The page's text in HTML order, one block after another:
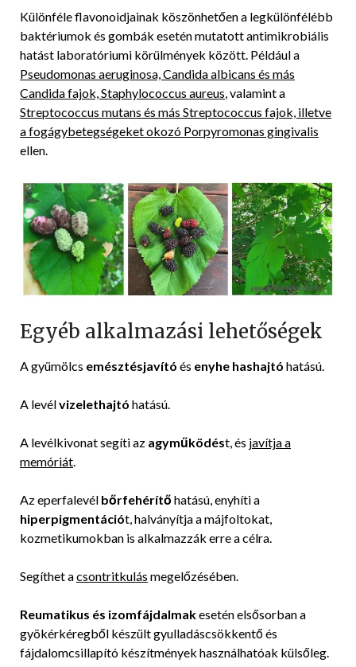
Különféle flavonoidjainak köszönhetően a legkülönfélébb
baktériumok és gombák esetén mutatott antimikrobiális
hatást laboratóriumi körülmények között. Például a
Pseudomonas aeruginosa, Candida albicans és más
Candida fajok, Staphylococcus aureus , valamint a
Streptococcus mutans és más Streptococcus fajok, illetve
a fogágybetegségeket okozó Porpyromonas gingivalis
ellen.
Egyéb alkalmazási lehetőségek
A gyümölcs emésztésjavító és enyhe hashajtó hatású.
A levélvizelethajtó hatású.
A levélkivonat segíti az agyműködést, és javítja a
memóriát.
Az eperfalevél bőrfehérítő hatású, enyhíti a
hiperpigmentációt, halványítja a májfoltokat,
kozmetikumokban is alkalmazzák erre a célra.
Segíthet acsontritkulás megelőzésében.
Reumatikus és izomfájdalmakesetén elsősorban a
gyökérkéregből készült gyulladáscsökkentő és
fájdalomcsillapító készítmények használhatóak külsőleg.